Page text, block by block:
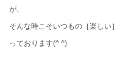
が、
そんな時こそいつもの［楽しい
っております(^ ^)